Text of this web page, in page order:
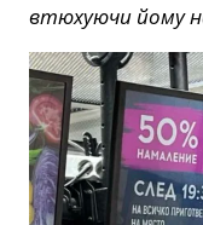
втюхуючи йому